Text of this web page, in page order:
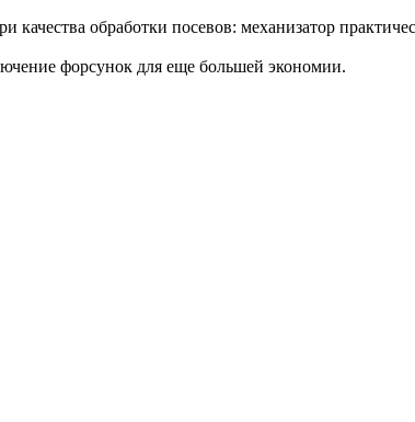
качества обработки посевов: механизатор
форсунок для еще большей экономии.